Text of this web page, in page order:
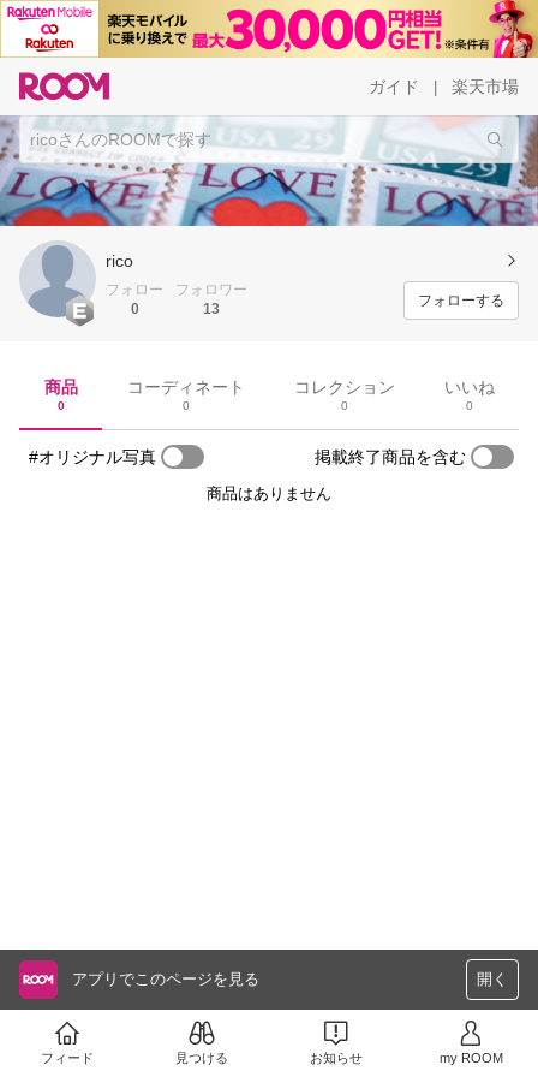
ガイド 楽天市場
rico
フォロー
0
フォロワー
13
フォローする
商品
0
コーディネート
0
コレクション
0
いいね
0
#オリジナル写真 掲載終了商品を含む
商品はありません
アプリでこのページを見る 開く
フィード 見つける お知らせ my ROOM